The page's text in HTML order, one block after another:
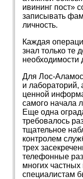
ивининг пост»
записывать
личность.
Каждая
знал только те
Для Лос-
и лабораторий,
ценной
самого начала
Еще одна
требовалось
тщательное
контролем
трех
телефонные
многих
специалистам